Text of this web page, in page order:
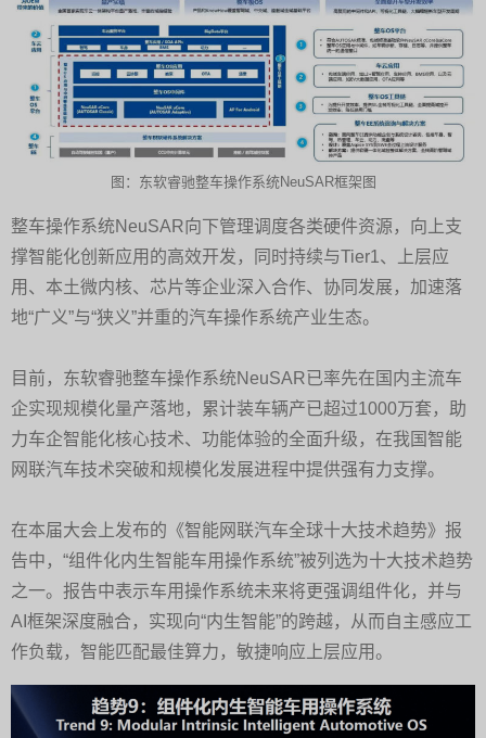
图：东软睿驰整车操作系统NeuSAR框架图
整车操作系统NeuSAR向下管理调度各类硬件资源，向上支
撑智能化创新应用的高效开发，同时持续与Tier1、上层应
用、本土微内核、芯片等企业深入合作、协同发展，加速落
地“广义”与“狭义”并重的汽车操作系统产业生态。
目前，东软睿驰整车操作系统NeuSAR已率先在国内主流车
企实现规模化量产落地，累计装车辆产已超过1000万套，助
力车企智能化核心技术、功能体验的全面升级，在我国智能
网联汽车技术突破和规模化发展进程中提供强有力支撑。
在本届大会上发布的《智能网联汽车全球十大技术趋势》报
告中，“组件化内生智能车用操作系统”被列选为十大技术趋势
之一。报告中表示车用操作系统未来将更强调组件化，并与
AI框架深度融合，实现向“内生智能”的跨越，从而自主感应工
作负载，智能匹配最佳算力，敏捷响应上层应用。